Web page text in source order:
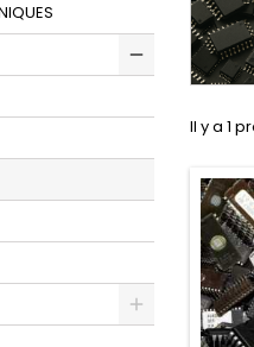
Il y a 1